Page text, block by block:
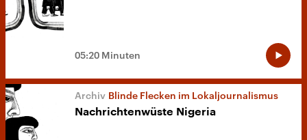
05:20 Minuten
Blinde Flecken im Lokaljournalismus
Nachrichtenwüste Nigeria